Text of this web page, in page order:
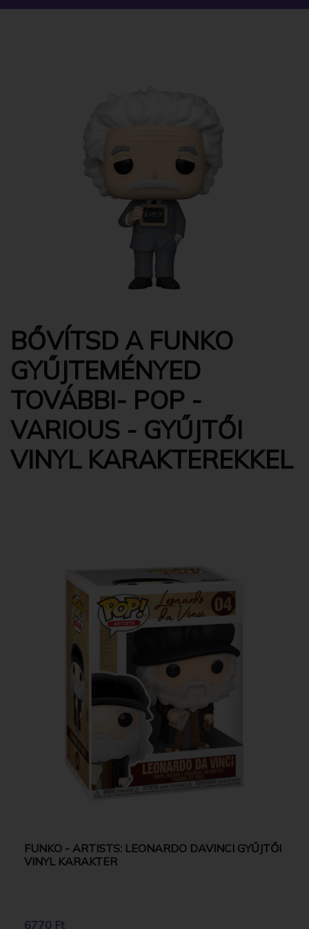
BŐVÍTSD A FUNKO
GYŰJTEMÉNYED
TOVÁBBI- POP -
VARIOUS - GYŰJTŐI
VINYL KARAKTEREKKEL
FUNKO - ARTISTS: LEONARDO DAVINCI GYŰJTŐI
VINYL KARAKTER
6770 Ft